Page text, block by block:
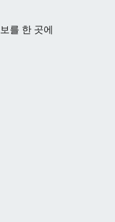
를 한 곳에